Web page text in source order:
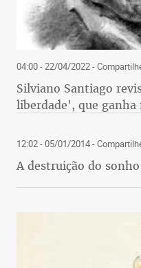
04:00 - 22/04/2022-
Silviano Santiago
liberdade', que ganha
12:02 - 05/01/2014-
A destruição do